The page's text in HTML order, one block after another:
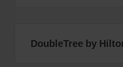
DoubleTree by